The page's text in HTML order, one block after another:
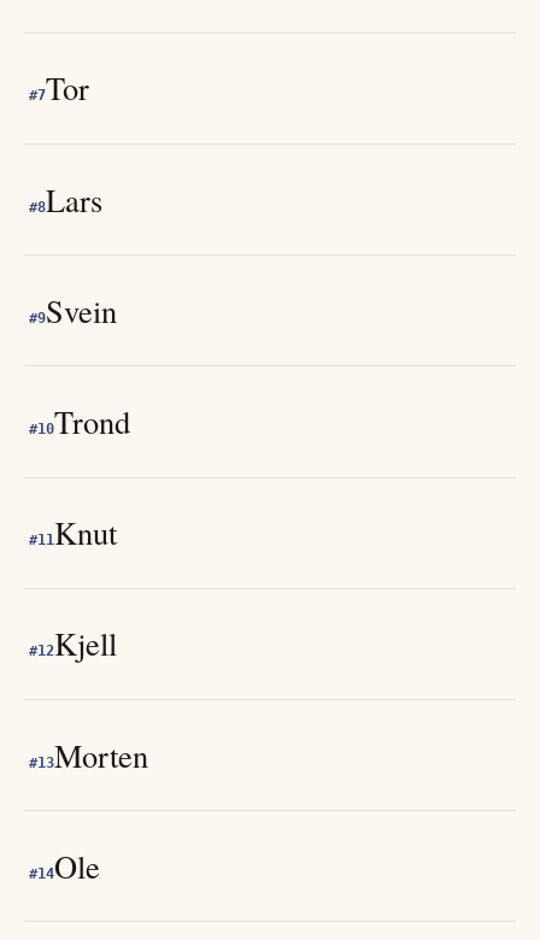
#7Tor
#8Lars
#9Svein
#10Trond
#11Knut
#12Kjell
#13Morten
#14Ole